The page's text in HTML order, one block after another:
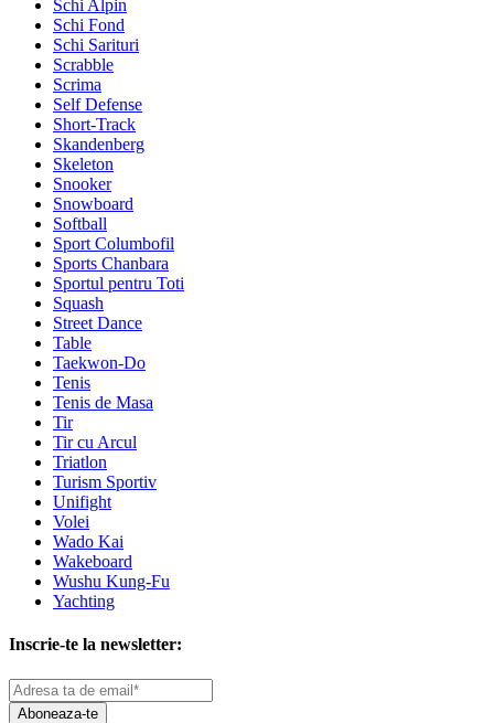
Schi Alpin
Schi Fond
Schi Sarituri
Scrabble
Scrima
Self Defense
Short-Track
Skandenberg
Skeleton
Snooker
Snowboard
Softball
Sport Columbofil
Sports Chanbara
Sportul pentru Toti
Squash
Street Dance
Table
Taekwon-Do
Tenis
Tenis de Masa
Tir
Tir cu Arcul
Triatlon
Turism Sportiv
Unifight
Volei
Wado Kai
Wakeboard
Wushu Kung-Fu
Yachting
Inscrie-te la newsletter:
Aboneaza-te